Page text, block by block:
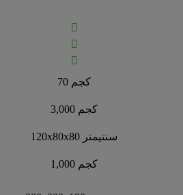



70 كجم
3,000 كجم
120x80x80 سنتيمتر
1,000 كجم